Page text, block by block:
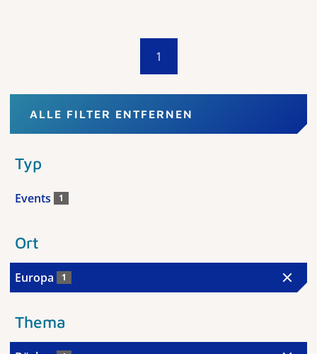
1
ALLE FILTER ENTFERNEN
Typ
Events 1
Ort
Europa 1
Thema